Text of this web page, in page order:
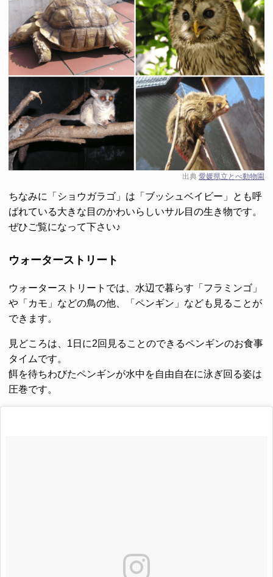
出典 愛媛県立とべ動物園
ちなみに「ショウガラゴ」は「ブッシュベイビー」とも呼
ばれている大きな目のかわいらしいサル目の生き物です。
ぜひご覧になって下さい♪
ウォーターストリート
ウォーターストリートでは、水辺で暮らす「フラミンゴ」
や「カモ」などの鳥の他、「ペンギン」なども見ることが
できます。
見どころは、1日に2回見ることのできるペンギンのお食事
タイムです。
餌を待ちわびたペンギンが水中を自由自在に泳ぎ回る姿は
圧巻です。